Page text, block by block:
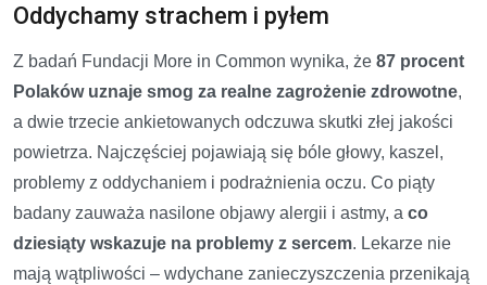
Oddychamy strachem i pyłem
Z badań Fundacji More in Common wynika, że 87 procent
Polaków uznaje smog za realne zagrożenie zdrowotne,
a dwie trzecie ankietowanych odczuwa skutki złej jakości
powietrza. Najczęściej pojawiają się bóle głowy, kaszel,
problemy z oddychaniem i podrażnienia oczu. Co piąty
badany zauważa nasilone objawy alergii i astmy, a co
dziesiąty wskazuje na problemy z sercem. Lekarze nie
mają wątpliwości – wdychane zanieczyszczenia przenikają